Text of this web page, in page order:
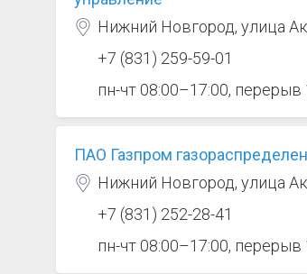
Нижний Новгород, улица
+7 (831) 259-59-01
пн-чт 08:00–17:00,
ПАО Газпром
Нижний Новгород, улица
+7 (831) 252-28-41
пн-чт 08:00–17:00,